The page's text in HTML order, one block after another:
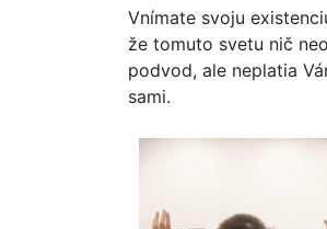
Vnímate svoju
že tomuto svetu nič
podvod, ale neplatia
sami.